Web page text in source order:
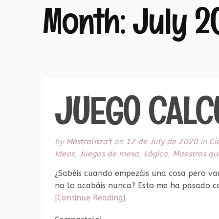
Month:July
JUEGO
by Mestralitza'ton 12 de July de 2020in
Ideas, Juegos de mesa, Lógica, Maestros
¿Sabéis cuando empezáis una cosa pero
no lo acabáis nunca? Esto me ha pasado
[Continue Reading]